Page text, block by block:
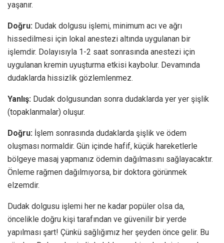
yaşanır.
Doğru: Dudak dolgusu işlemi, minimum acı ve ağrı
hissedilmesi için lokal anestezi altında uygulanan bir
işlemdir. Dolayısıyla 1-2 saat sonrasında anestezi için
uygulanan kremin uyuşturma etkisi kaybolur. Devamında
dudaklarda hissizlik gözlemlenmez.
Yanlış: Dudak dolgusundan sonra dudaklarda yer yer şişlik
(topaklanmalar) oluşur.
Doğru: İşlem sonrasında dudaklarda şişlik ve ödem
oluşması normaldir. Gün içinde hafif, küçük hareketlerle
bölgeye masaj yapmanız ödemin dağılmasını sağlayacaktır.
Önleme rağmen dağılmıyorsa, bir doktora görünmek
elzemdir.
Dudak dolgusu işlemi her ne kadar popüler olsa da,
öncelikle doğru kişi tarafından ve güvenilir bir yerde
yapılması şart! Çünkü sağlığımız her şeyden önce gelir. Bu